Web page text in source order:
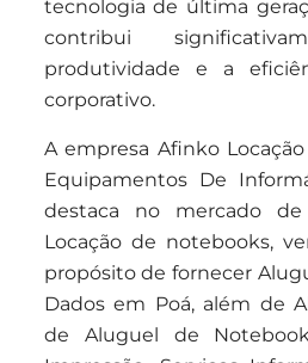
tecnologia de última
contribui
produtividade e a
corporativo.
A empresa Afinko
Equipamentos De
destaca no mercado
Locação de notebooks,
propósito de fornecer
Dados em Poá, além de
de Aluguel de